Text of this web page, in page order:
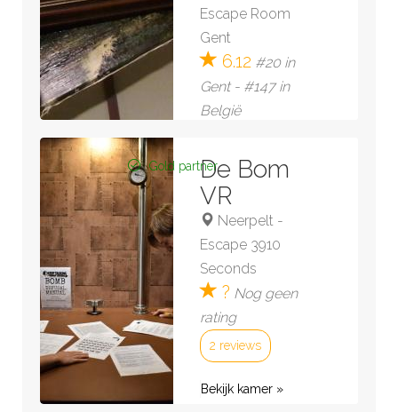
Escape Room
Gent
6.12 #20 in
Gent - #147 in
België
Bekijk kamer »
Gold partnerDe Bom
VR
Neerpelt -
Escape 3910
Seconds
? Nog geen
rating
2 reviews
Bekijk kamer »